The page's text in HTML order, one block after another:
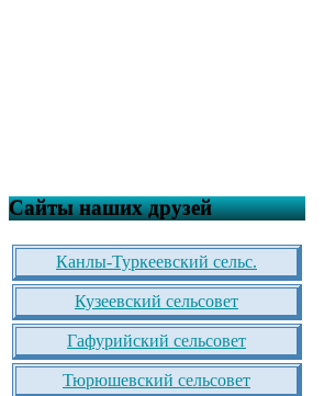
Сайты наших друзей
Канлы-Туркеевский сельс.
Кузеевский сельсовет
Гафурийский сельсовет
Тюрюшевский сельсовет